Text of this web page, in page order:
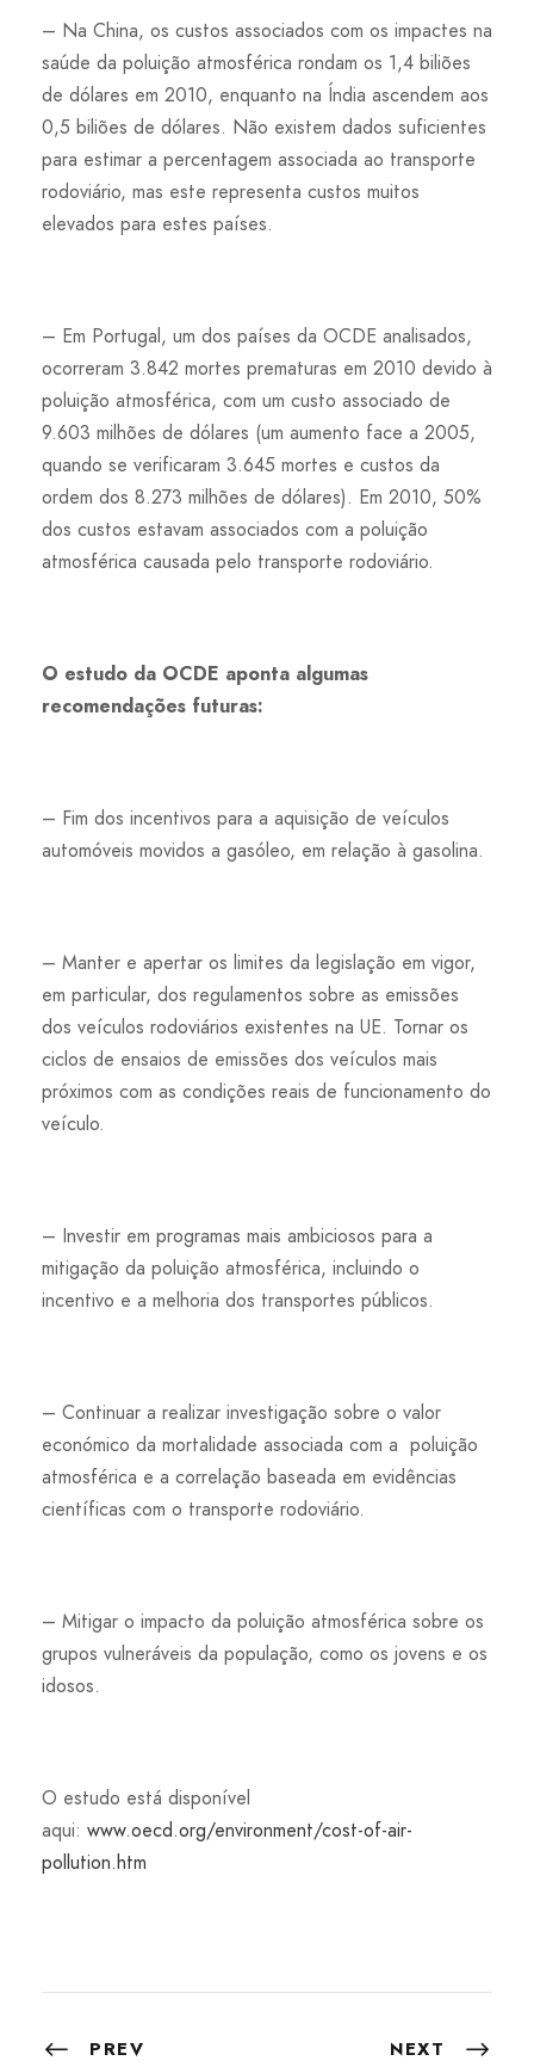
– Na China, os custos associados com os impactes na
saúde da poluição atmosférica rondam os 1,4 biliões
de dólares em 2010, enquanto na Índia ascendem aos
0,5 biliões de dólares. Não existem dados suficientes
para estimar a percentagem associada ao transporte
rodoviário, mas este representa custos muitos
elevados para estes países.
– Em Portugal, um dos países da OCDE analisados,
ocorreram 3.842 mortes prematuras em 2010 devido à
poluição atmosférica, com um custo associado de
9.603 milhões de dólares (um aumento face a 2005,
quando se verificaram 3.645 mortes e custos da
ordem dos 8.273 milhões de dólares). Em 2010, 50%
dos custos estavam associados com a poluição
atmosférica causada pelo transporte rodoviário.
O estudo da OCDE aponta algumas
recomendações futuras:
– Fim dos incentivos para a aquisição de veículos
automóveis movidos a gasóleo, em relação à gasolina.
– Manter e apertar os limites da legislação em vigor,
em particular, dos regulamentos sobre as emissões
dos veículos rodoviários existentes na UE. Tornar os
ciclos de ensaios de emissões dos veículos mais
próximos com as condições reais de funcionamento do
veículo.
– Investir em programas mais ambiciosos para a
mitigação da poluição atmosférica, incluindo o
incentivo e a melhoria dos transportes públicos.
– Continuar a realizar investigação sobre o valor
económico da mortalidade associada com a poluição
atmosférica e a correlação baseada em evidências
científicas com o transporte rodoviário.
– Mitigar o impacto da poluição atmosférica sobre os
grupos vulneráveis da população, como os jovens e os
idosos.
O estudo está disponível
aqui: www.oecd.org/environment/cost-of-air-
pollution.htm
PREV NEXT